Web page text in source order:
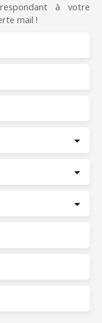
à votre
mail !